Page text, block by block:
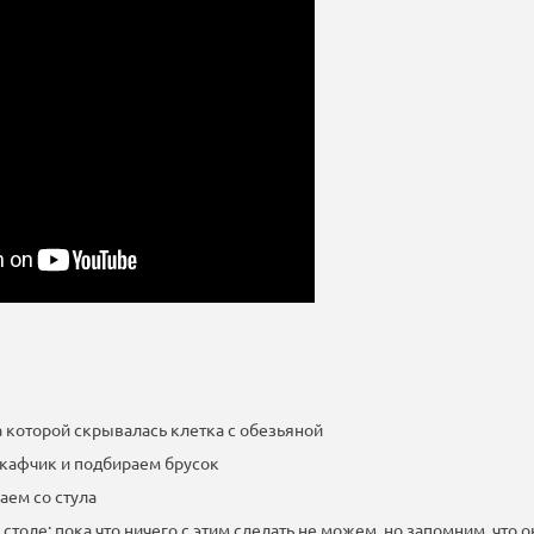
скрывалась клетка с обезьяной
и подбираем брусок
со стула
пока что ничего с этим сделать не можем, но запомним, что